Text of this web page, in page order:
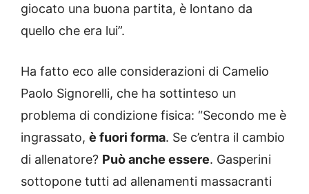
giocato una buona partita, è lontano da
quello che era lui”.
Ha fatto eco alle considerazioni di Camelio
Paolo Signorelli, che ha sottinteso un
problema di condizione fisica: “Secondo me è
ingrassato, è fuori forma. Se c’entra il cambio
di allenatore? Può anche essere. Gasperini
sottopone tutti ad allenamenti massacranti